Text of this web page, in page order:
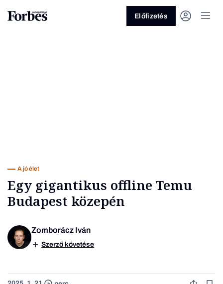
Előfizetés
A jó élet
Egy gigantikus offline Temu
Budapest közepén
Zomborácz Iván
Szerző követése